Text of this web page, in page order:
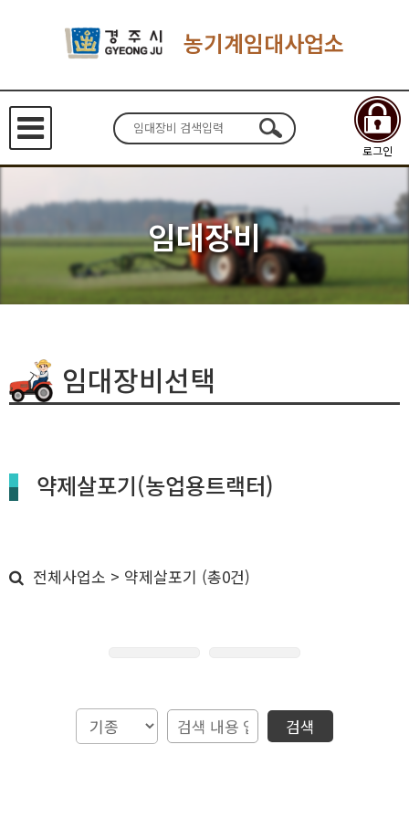
농기계임대사업소
로그인
임대장비
임대장비선택
약제살포기(농업용트랙터)
전체사업소 > 약제살포기 (총0건)
검색